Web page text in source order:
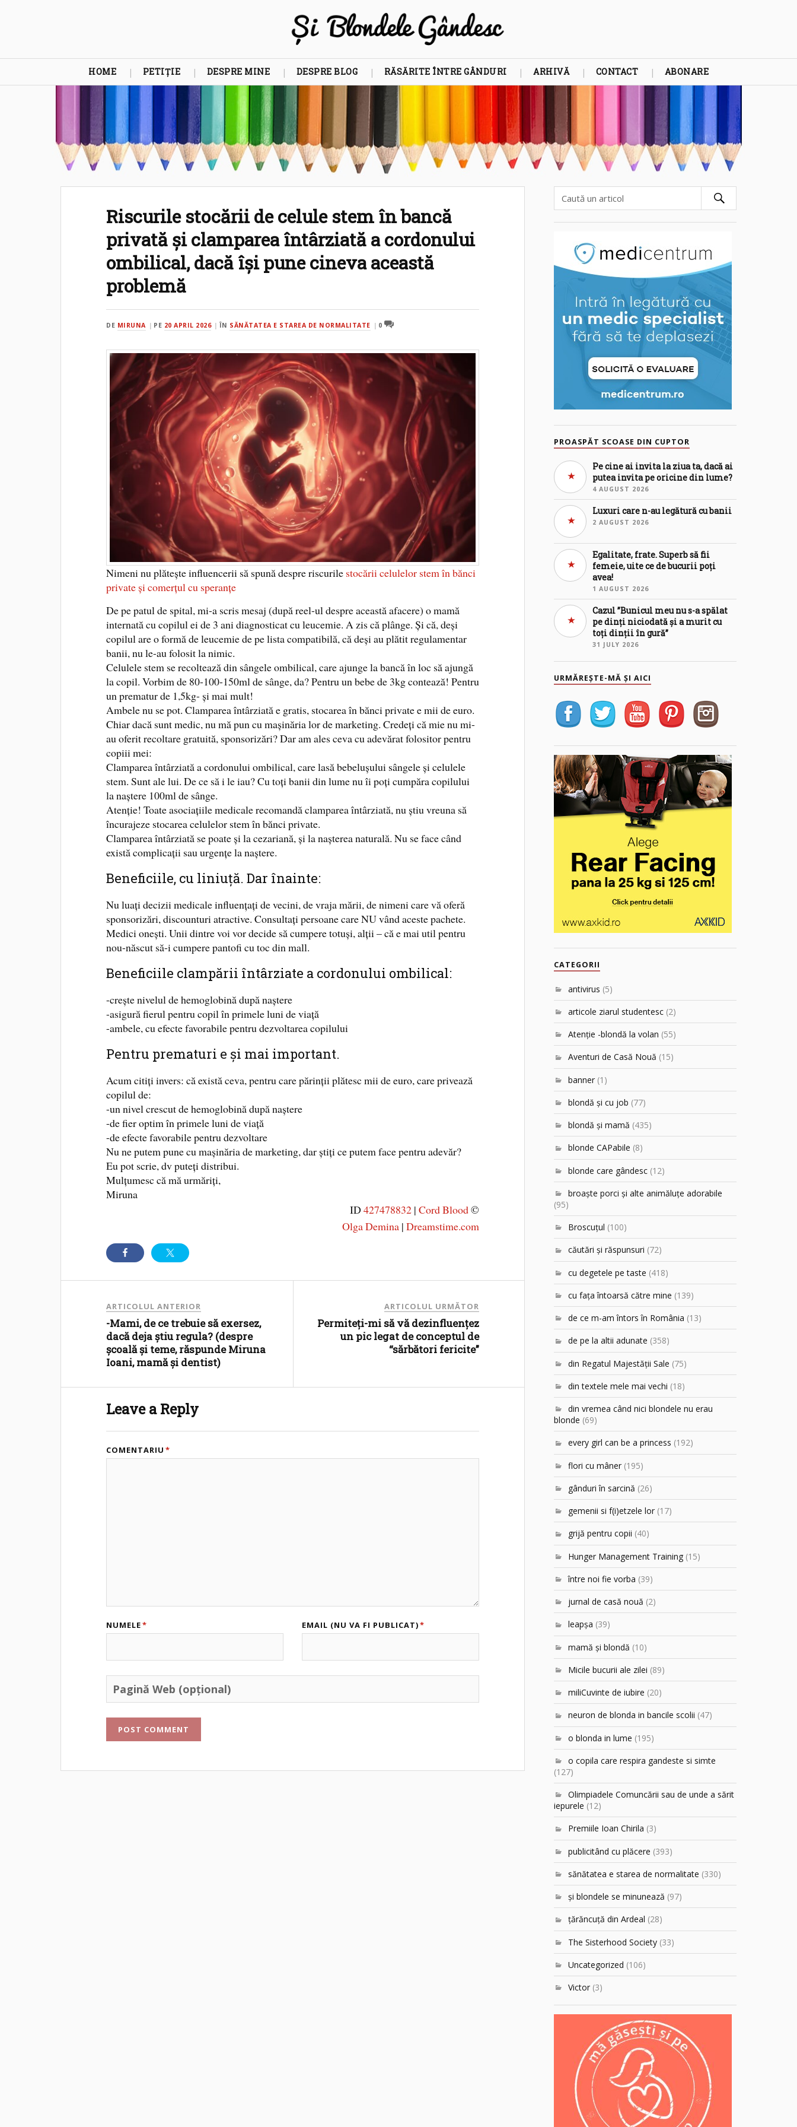
HOME PETIȚIE DESPRE MINE DESPRE BLOG RĂSĂRITE ÎNTRE GÂNDURI ARHIVĂ CONTACT ABONARE
Riscurile stocării de celule stem în bancă
privată și clamparea întârziată a cordonului
ombilical, dacă își pune cineva această
problemă
DE MIRUNA PE 20 APRIL 2026 ÎN SĂNĂTATEA E STAREA DE NORMALITATE 0
Nimeni nu plătește influencerii să spună despre riscurile stocării celulelor stem în bănci
private și comerțul cu speranțe
De pe patul de spital, mi-a scris mesaj (după reel-ul despre această afacere) o mamă
internată cu copilul ei de 3 ani diagnosticat cu leucemie. A zis că plânge. Și că, deși
copilul are o formă de leucemie de pe lista compatibilă, că deși au plătit regulamentar
banii, nu le-au folosit la nimic.
Celulele stem se recoltează din sângele ombilical, care ajunge la bancă în loc să ajungă
la copil. Vorbim de 80-100-150ml de sânge, da? Pentru un bebe de 3kg contează! Pentru
un prematur de 1,5kg- și mai mult!
Ambele nu se pot. Clamparea întârziată e gratis, stocarea în bănci private e mii de euro.
Chiar dacă sunt medic, nu mă pun cu mașinăria lor de marketing. Credeți că mie nu mi-
au oferit recoltare gratuită, sponsorizări? Dar am ales ceva cu adevărat folositor pentru
copiii mei:
Clamparea întârziată a cordonului ombilical, care lasă bebelușului sângele și celulele
stem. Sunt ale lui. De ce să i le iau? Cu toți banii din lume nu îi poți cumpăra copilului
la naștere 100ml de sânge.
Atenție! Toate asociațiile medicale recomandă clamparea întârziată, nu știu vreuna să
încurajeze stocarea celulelor stem în bănci private.
Clamparea întârziată se poate și la cezariană, și la nașterea naturală. Nu se face când
există complicații sau urgențe la naștere.
Beneficiile, cu liniuță. Dar înainte:
Nu luați decizii medicale influențați de vecini, de vraja mării, de nimeni care vă oferă
sponsorizări, discounturi atractive. Consultați persoane care NU vând aceste pachete.
Medici onești. Unii dintre voi vor decide să cumpere totuși, alții – că e mai util pentru
nou-născut să-i cumpere pantofi cu toc din mall.
Beneficiile clampării întârziate a cordonului ombilical:
-crește nivelul de hemoglobină după naștere
-asigură fierul pentru copil în primele luni de viață
-ambele, cu efecte favorabile pentru dezvoltarea copilului
Pentru prematuri e și mai important.
Acum citiți invers: că există ceva, pentru care părinții plătesc mii de euro, care privează
copilul de:
-un nivel crescut de hemoglobină după naștere
-de fier optim în primele luni de viață
-de efecte favorabile pentru dezvoltare
Nu ne putem pune cu mașinăria de marketing, dar știți ce putem face pentru adevăr?
Eu pot scrie, dv puteți distribui.
Mulțumesc că mă urmăriți,
Miruna
ID427478832 |Cord Blood©
Olga Demina |Dreamstime.com
ARTICOLUL ANTERIOR
-Mami, de ce trebuie să exersez,
dacă deja știu regula? (despre
școală și teme, răspunde Miruna
Ioani, mamă și dentist)
ARTICOLUL URMĂTOR
Permiteți-mi să vă dezinfluențez
un pic legat de conceptul de
“sărbători fericite”
Leave a Reply
COMENTARIU *
NUMELE* EMAIL (NU VA FI PUBLICAT)*
PROASPĂT SCOASE DIN CUPTOR
Pe cine ai invita la ziua ta, dacă ai
putea invita pe oricine din lume?
4 AUGUST 2026
Luxuri care n-au legătură cu banii
2 AUGUST 2026
Egalitate, frate. Superb să fii
femeie, uite ce de bucurii poți
avea!
1 AUGUST 2026
Cazul ”Bunicul meu nu s-a spălat
pe dinți niciodată și a murit cu
toți dinții în gură”
31 JULY 2026
URMĂREȘTE-MĂ ȘI AICI
CATEGORII
antivirus (5)
articole ziarul studentesc (2)
Atenţie -blondă la volan (55)
Aventuri de Casă Nouă (15)
banner (1)
blondă şi cu job (77)
blondă şi mamă (435)
blonde CAPabile (8)
blonde care gândesc (12)
broaşte porci şi alte animăluţe adorabile
(95)
Broscuțul (100)
căutări şi răspunsuri (72)
cu degetele pe taste (418)
cu faţa întoarsă către mine (139)
de ce m-am întors în România (13)
de pe la altii adunate (358)
din Regatul Majestăţii Sale (75)
din textele mele mai vechi (18)
din vremea când nici blondele nu erau
blonde (69)
every girl can be a princess (192)
flori cu mâner (195)
gânduri în sarcină (26)
gemenii si f(i)etzele lor (17)
grijă pentru copii (40)
Hunger Management Training (15)
între noi fie vorba (39)
jurnal de casă nouă (2)
leapşa (39)
mamă şi blondă (10)
Micile bucurii ale zilei (89)
miliCuvinte de iubire (20)
neuron de blonda in bancile scolii (47)
o blonda in lume (195)
o copila care respira gandeste si simte
(127)
Olimpiadele Comuncării sau de unde a sărit
iepurele (12)
Premiile Ioan Chirila (3)
publicitând cu plăcere (393)
sănătatea e starea de normalitate (330)
şi blondele se minunează (97)
ţărăncuţă din Ardeal (28)
The Sisterhood Society (33)
Uncategorized (106)
Victor (3)